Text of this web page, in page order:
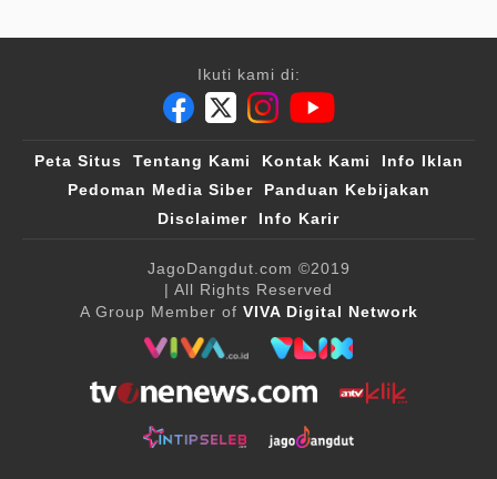
Ikuti kami di:
Peta Situs Tentang Kami Kontak Kami
Info Iklan
Pedoman Media Siber
Panduan Kebijakan
Disclaimer
Info Karir
JagoDangdut.com ©2019
| All Rights Reserved
A Group Member of VIVA Digital Network